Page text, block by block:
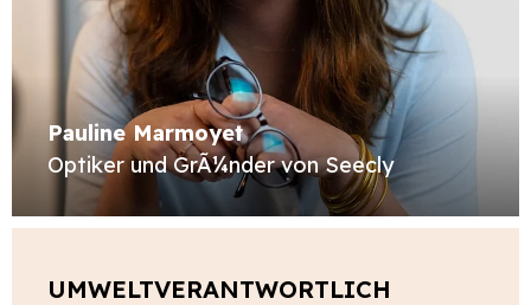
Pauline Marmoyet
Optiker und GrÃ¼nder von Seecly
UMWELTVERANTWORTLICH